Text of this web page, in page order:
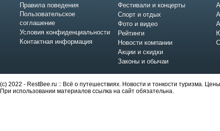
Правила поведения
Пользовательское
соглашение
Условия конфиденциальности
Контактная информация
Фестивали и концерты
Спорт и отдых
Фото и видео
Рейтинги
Новости компании
Акции и скидки
Законы и обычаи
(c) 2022 - RestBee.ru :: Всё о путешествиях. Новости и тонкости туризма.
При использовании материалов ссылка на сайт обязательна.